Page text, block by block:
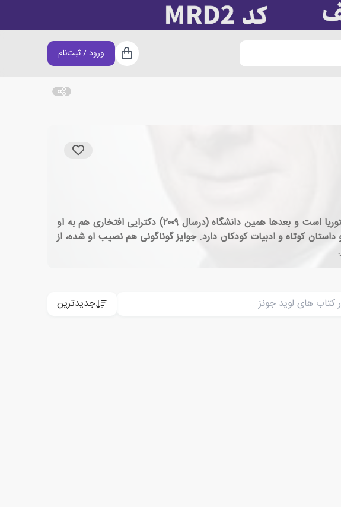
سبد خرید
ورود / ثبت‌نام
لوید جونز، زاده ی ۲۳ مارس ۱۹۵۵، رمان نویس اهل نیوزیلند است.لوید جونز، فارغ التحصیل دانشگاه ویکتوریا است و بعدها همین دانشگاه (درسال ۲۰۰۹) دکترایی افتخاری هم به او
و داستان کوتاه و ادبیات کودکان دارد. جوایز گوناگونی هم نصیب او شده، از
جدیدترین